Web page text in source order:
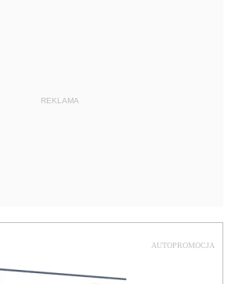
REKLAMA
AUTOPROMOCJA